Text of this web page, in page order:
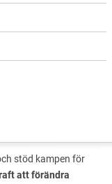
stöd kampen för
att förändra